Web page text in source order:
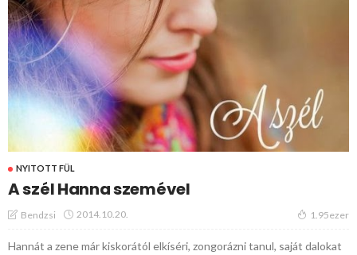
NYITOTT FÜL
A szél Hanna szemével
Bendzsi 2014.10.20. 1.95ezer
Hannát a zene már kiskorától elkíséri, zongorázni tanul, saját dalokat